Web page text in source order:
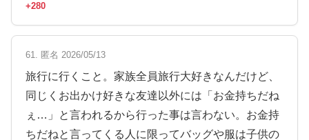
+280
61. 匿名 2026/05/13
旅行に行くこと。家族全員旅行大好きなんだけど、
同じくお出かけ好きな友達以外には「お金持ちだね
ぇ…」と言われるから行った事は言わない。お金持
ちだねと言ってくる人に限ってバッグや服は子供の